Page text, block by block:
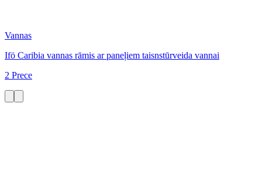
Vannas
Ifö Caribia vannas rāmis ar paneļiem taisnstūrveida vannai
2 Prece